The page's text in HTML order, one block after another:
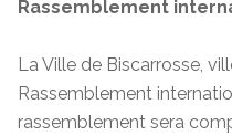
Rassemblement
La Ville de Biscarrosse,
Rassemblement
rassemblement sera